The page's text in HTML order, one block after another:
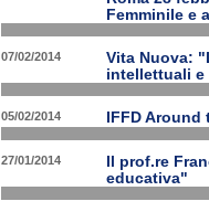
Femminile e
07/02/2014
Vita Nuova:
intellettuali e
05/02/2014 IFFD
27/01/2014
Il prof.re
educativa"